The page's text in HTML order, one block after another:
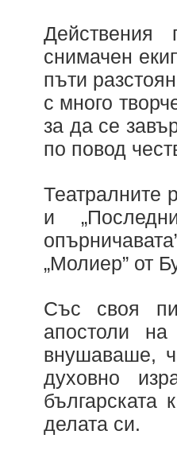
снимачен
пъти
с много
за да се
по повод
Театралните
и
„Молиер” от
Със своя
апостоли
внушаваше,
духовно
българската
делата си.